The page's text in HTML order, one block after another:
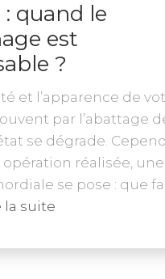
quand le
est
?
et l’apparence de
par l’abattage
se dégrade.
réalisée, une
se pose : que
la suite